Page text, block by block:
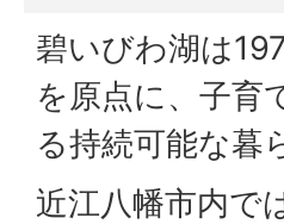
碧いびわ湖は
を原点に、子育
る持続可能な暮
近江八幡市内で